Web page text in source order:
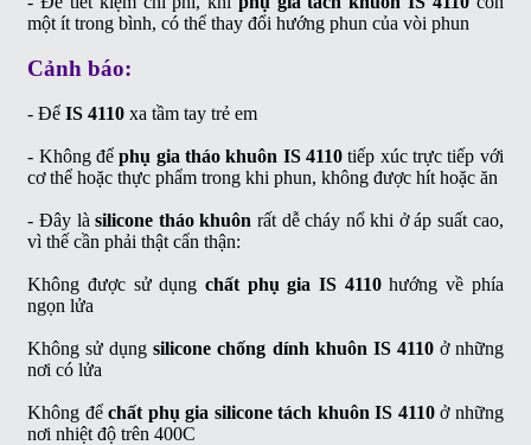
một ít trong bình, có thể thay đổi hướng phun của vòi phun
Cảnh báo:
- ĐểIS 4110 xa tầm tay trẻ em
- Không đểphụ gia tháo khuôn IS 4110tiếp xúc trực tiếp với
cơ thể hoặc thực phẩm trong khi phun, không được hít hoặc ăn
- Đây làsilicone tháo khuôn rất dễ cháy nổ khi ở áp suất cao,
vì thế cần phải thật cẩn thận:
Không được sử dụngchất phụ gia IS 4110hướng về phía
ngọn lửa
Không sử dụngsilicone chống dính khuôn IS 4110ở những
nơi có lửa
Không đểchất phụ gia silicone tách khuôn IS 4110ở những
nơi nhiệt độ trên 400C